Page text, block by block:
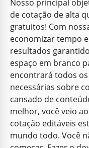
Nosso principal
de cotação de alta
gratuitos! Com
economizar tempo
resultados
espaço em branco
encontrará todos
necessárias sobre
cansado de
melhor, você veio
cotação editáveis
mundo todo. Você